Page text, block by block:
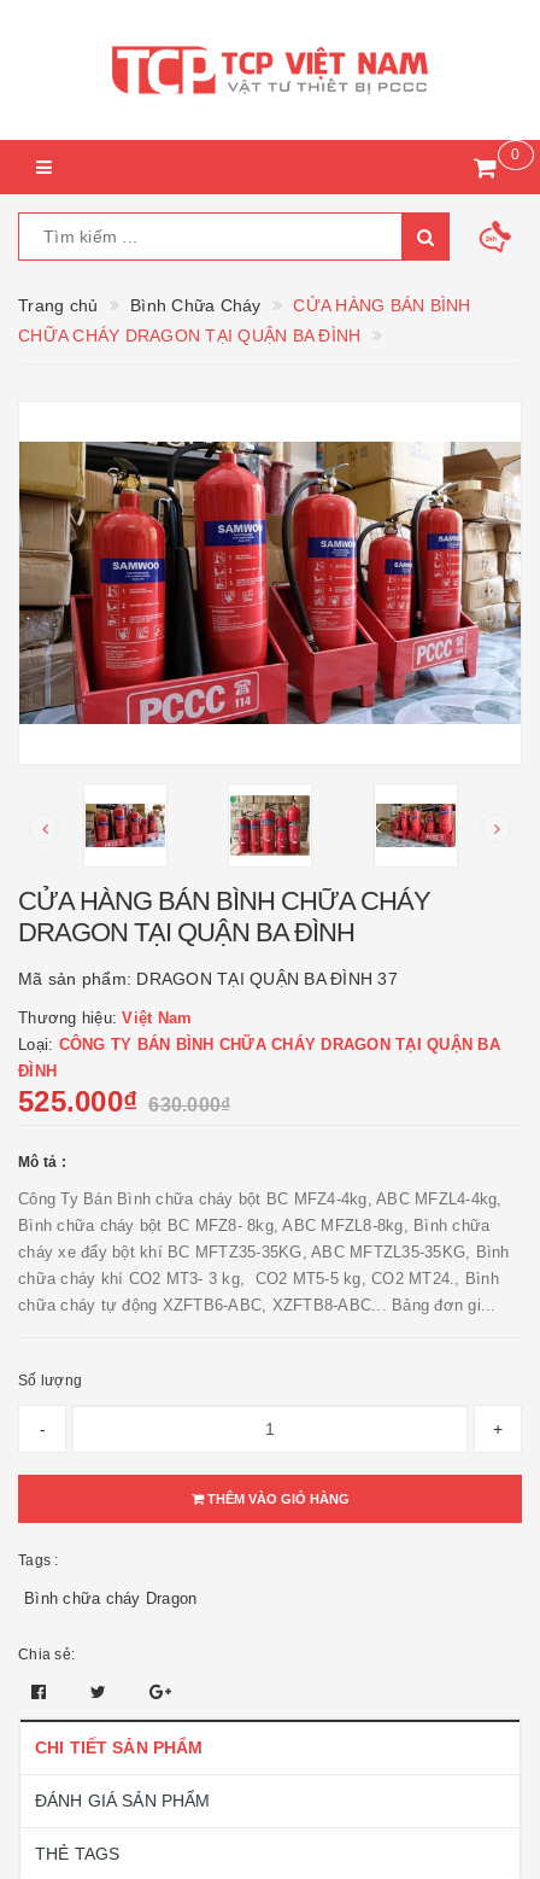
0
Trang chủ Bình Chữa Cháy
CỬA HÀNG BÁN BÌNH
CHỮA CHÁY DRAGON TẠI QUẬN BA ĐÌNH
CỬA HÀNG BÁN BÌNH CHỮA CHÁY
DRAGON TẠI QUẬN BA ĐÌNH
Mã sản phẩm: DRAGON TẠI QUẬN BA ĐÌNH 37
Thương hiệu:Việt Nam
Loại: CÔNG TY BÁN BÌNH CHỮA CHÁY DRAGON TẠI QUẬN BA
ĐÌNH
525.000₫ 630.000₫
Mô tả :
Công Ty Bán Bình chữa cháy bột BC MFZ4-4kg, ABC MFZL4-4kg,
Bình chữa cháy bột BC MFZ8- 8kg, ABC MFZL8-8kg, Bình chữa
cháy xe đẩy bột khí BC MFTZ35-35KG, ABC MFTZL35-35KG, Bình
chữa cháy khí CO2 MT3- 3 kg, CO2 MT5-5 kg, CO2 MT24., Bình
chữa cháy tự động XZFTB6-ABC, XZFTB8-ABC... Bảng đơn gi...
Số lượng
- +
THÊM VÀO GIỎ HÀNG
Tags :
Bình chữa cháy Dragon
Chia sẻ:
CHI TIẾT SẢN PHẨM
ĐÁNH GIÁ SẢN PHẨM
THẺ TAGS